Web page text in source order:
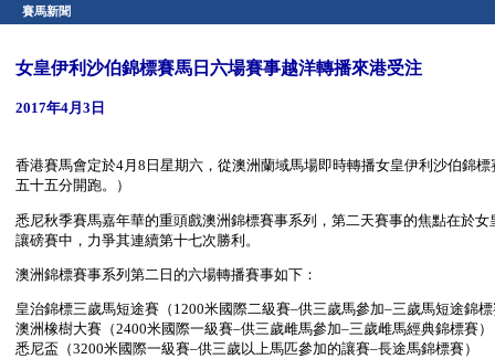
賽馬新聞
女皇伊利沙伯錦標賽馬日六場賽事越洋轉播來港受注
2017年4月3日
香港賽馬會定於4月8日星期六，從澳洲蘭域馬場即時轉播女皇伊利沙伯錦
五十五分開跑。）
悉尼秋季賽馬嘉年華的重頭戲澳洲錦標賽事系列，第二天賽事的焦點在於
讓磅賽中，力爭其連續第十七次勝利。
澳洲錦標賽事系列第二日的六場轉播賽事如下：
皇治錦標三歲馬短途賽（1200米國際二級賽–供三歲馬參加–三歲馬短途錦
澳洲橡樹大賽（2400米國際一級賽–供三歲雌馬參加–三歲雌馬經典錦標賽）
悉尼盃（3200米國際一級賽–供三歲以上馬匹參加的讓賽–長途馬錦標賽）